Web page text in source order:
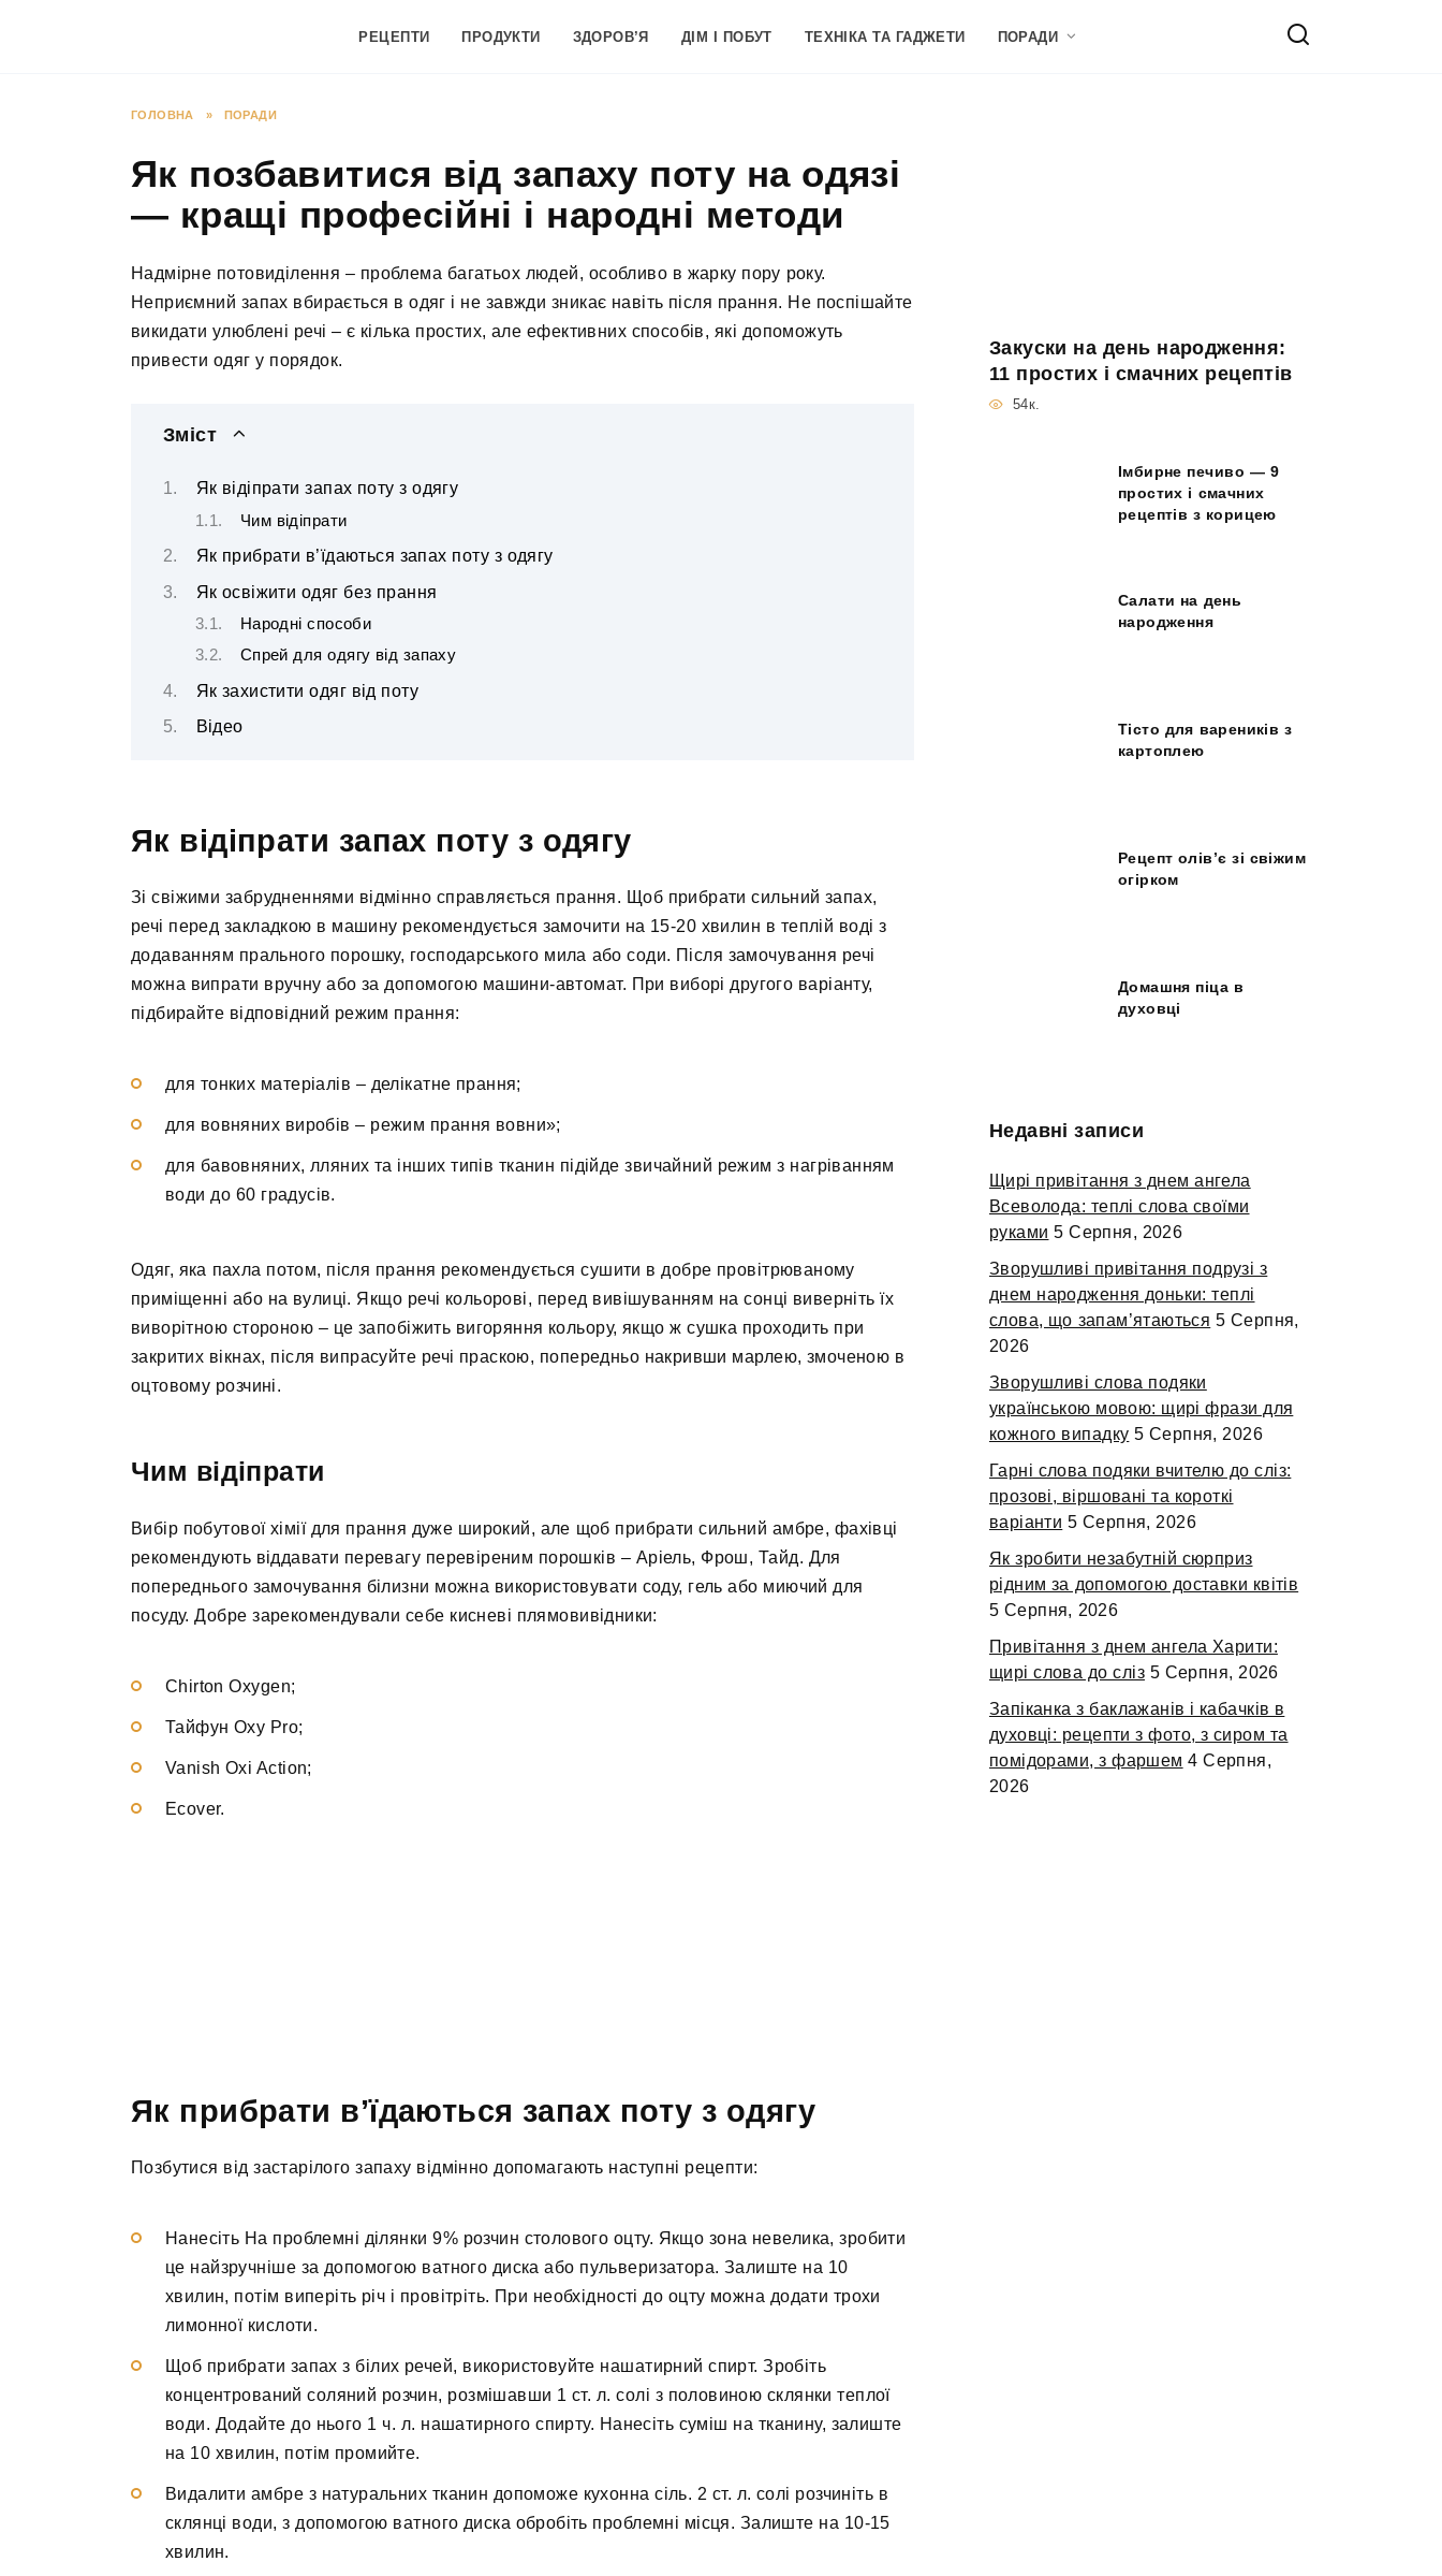
РЕЦЕПТИ ПРОДУКТИ ЗДОРОВ’Я ДІМ І ПОБУТ ТЕХНІКА ТА ГАДЖЕТИ ПОРАДИ
ГОЛОВНА » ПОРАДИ
Як позбавитися від запаху поту на одязі
— кращі професійні і народні методи
Надмірне потовиділення – проблема багатьох людей, особливо в жарку пору року.
Неприємний запах вбирається в одяг і не завжди зникає навіть після прання. Не поспішайте
викидати улюблені речі – є кілька простих, але ефективних способів, які допоможуть
привести одяг у порядок.
Зміст
Як відіпрати запах поту з одягу
Чим відіпрати
Як прибрати в’їдаються запах поту з одягу
Як освіжити одяг без прання
Народні способи
Спрей для одягу від запаху
Як захистити одяг від поту
Відео
Як відіпрати запах поту з одягу
Зі свіжими забрудненнями відмінно справляється прання. Щоб прибрати сильний запах,
речі перед закладкою в машину рекомендується замочити на 15-20 хвилин в теплій воді з
додаванням прального порошку, господарського мила або соди. Після замочування речі
можна випрати вручну або за допомогою машини-автомат. При виборі другого варіанту,
підбирайте відповідний режим прання:
для тонких матеріалів – делікатне прання;
для вовняних виробів – режим прання вовни»;
для бавовняних, лляних та інших типів тканин підійде звичайний режим з нагріванням
води до 60 градусів.
Одяг, яка пахла потом, після прання рекомендується сушити в добре провітрюваному
приміщенні або на вулиці. Якщо речі кольорові, перед вивішуванням на сонці виверніть їх
виворітною стороною – це запобіжить вигоряння кольору, якщо ж сушка проходить при
закритих вікнах, після випрасуйте речі праскою, попередньо накривши марлею, змоченою в
оцтовому розчині.
Чим відіпрати
Вибір побутової хімії для прання дуже широкий, але щоб прибрати сильний амбре, фахівці
рекомендують віддавати перевагу перевіреним порошків – Аріель, Фрош, Тайд. Для
попереднього замочування білизни можна використовувати соду, гель або миючий для
посуду. Добре зарекомендували себе кисневі плямовивідники:
Chirton Oxygen;
Тайфун Oxy Pro;
Vanish Oxi Action;
Ecover.
Як прибрати в’їдаються запах поту з одягу
Позбутися від застарілого запаху відмінно допомагають наступні рецепти:
Нанесіть На проблемні ділянки 9% розчин столового оцту. Якщо зона невелика, зробити
це найзручніше за допомогою ватного диска або пульверизатора. Залиште на 10
хвилин, потім виперіть річ і провітріть. При необхідності до оцту можна додати трохи
лимонної кислоти.
Щоб прибрати запах з білих речей, використовуйте нашатирний спирт. Зробіть
концентрований соляний розчин, розмішавши 1 ст. л. солі з половиною склянки теплої
води. Додайте до нього 1 ч. л. нашатирного спирту. Нанесіть суміш на тканину, залиште
на 10 хвилин, потім промийте.
Видалити амбре з натуральних тканин допоможе кухонна сіль. 2 ст. л. солі розчиніть в
склянці води, з допомогою ватного диска обробіть проблемні місця. Залиште на 10-15
хвилин.
Закуски на день народження:
11 простих і смачних рецептів
54к.
Імбирне печиво — 9
простих і смачних
рецептів з корицею
Салати на день
народження
Тісто для вареників з
картоплею
Рецепт олів’є зі свіжим
огірком
Домашня піца в
духовці
Недавні записи
Щирі привітання з днем ангела
Всеволода: теплі слова своїми
руками 5 Серпня, 2026
Зворушливі привітання подрузі з
днем народження доньки: теплі
слова, що запам’ятаються 5 Серпня,
2026
Зворушливі слова подяки
українською мовою: щирі фрази для
кожного випадку 5 Серпня, 2026
Гарні слова подяки вчителю до сліз:
прозові, віршовані та короткі
варіанти 5 Серпня, 2026
Як зробити незабутній сюрприз
рідним за допомогою доставки квітів
5 Серпня, 2026
Привітання з днем ангела Харити:
щирі слова до сліз 5 Серпня, 2026
Запіканка з баклажанів і кабачків в
духовці: рецепти з фото, з сиром та
помідорами, з фаршем 4 Серпня,
2026